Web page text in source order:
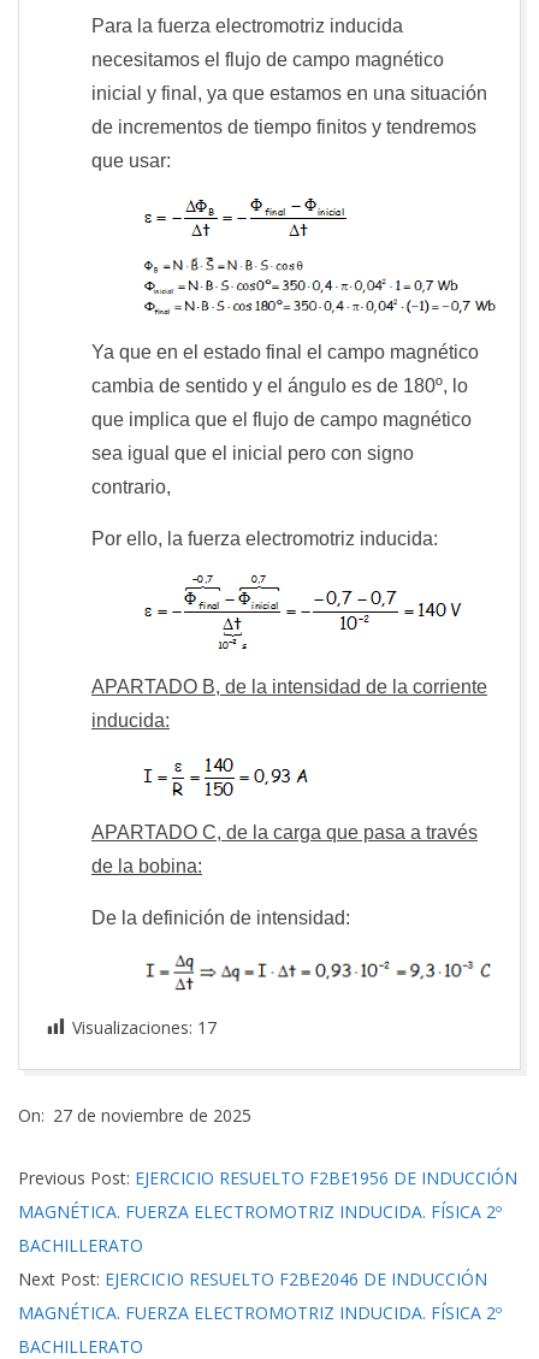
Para la fuerza electromotriz inducida
necesitamos el flujo de campo magnético
inicial y final, ya que estamos en una situación
de incrementos de tiempo finitos y tendremos
que usar:
Ya que en el estado final el campo magnético
cambia de sentido y el ángulo es de 180º, lo
que implica que el flujo de campo magnético
sea igual que el inicial pero con signo
contrario,
Por ello, la fuerza electromotriz inducida:
APARTADO B, de la intensidad de la corriente
inducida:
APARTADO C, de la carga que pasa a través
de la bobina:
De la definición de intensidad:
Visualizaciones: 17
11-
On: 27 de noviembre de 2025
Previous Post: EJERCICIO RESUELTO F2BE1956 DE INDUCCIÓN
MAGNÉTICA. FUERZA ELECTROMOTRIZ INDUCIDA. FÍSICA 2º
BACHILLERATO
Next Post: EJERCICIO RESUELTO F2BE2046 DE INDUCCIÓN
MAGNÉTICA. FUERZA ELECTROMOTRIZ INDUCIDA. FÍSICA 2º
BACHILLERATO